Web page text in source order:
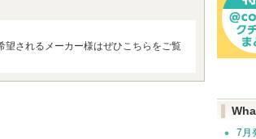
望されるメーカー様はぜひこちらをご覧
7月